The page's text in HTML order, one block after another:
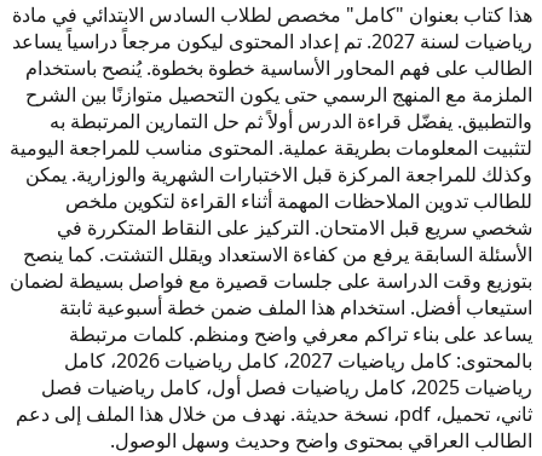
هذا كتاب بعنوان "كامل" مخصص لطلاب السادس الابتدائي في مادة
رياضيات لسنة 2027. تم إعداد المحتوى ليكون مرجعاً دراسياً يساعد
الطالب على فهم المحاور الأساسية خطوة بخطوة. يُنصح باستخدام
الملزمة مع المنهج الرسمي حتى يكون التحصيل متوازنًا بين الشرح
والتطبيق. يفضّل قراءة الدرس أولاً ثم حل التمارين المرتبطة به
لتثبيت المعلومات بطريقة عملية. المحتوى مناسب للمراجعة اليومية
وكذلك للمراجعة المركزة قبل الاختبارات الشهرية والوزارية. يمكن
للطالب تدوين الملاحظات المهمة أثناء القراءة لتكوين ملخص
شخصي سريع قبل الامتحان. التركيز على النقاط المتكررة في
الأسئلة السابقة يرفع من كفاءة الاستعداد ويقلل التشتت. كما ينصح
بتوزيع وقت الدراسة على جلسات قصيرة مع فواصل بسيطة لضمان
استيعاب أفضل. استخدام هذا الملف ضمن خطة أسبوعية ثابتة
يساعد على بناء تراكم معرفي واضح ومنظم. كلمات مرتبطة
بالمحتوى: كامل رياضيات 2027، كامل رياضيات 2026، كامل
رياضيات 2025، كامل رياضيات فصل أول، كامل رياضيات فصل
ثاني، تحميل، pdf، نسخة حديثة. نهدف من خلال هذا الملف إلى دعم
الطالب العراقي بمحتوى واضح وحديث وسهل الوصول.